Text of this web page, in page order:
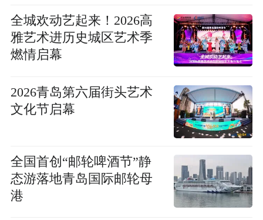
全城欢动艺起来！2026高
雅艺术进历史城区艺术季
燃情启幕
2026青岛第六届街头艺术
文化节启幕
全国首创“邮轮啤酒节”静
态游落地青岛国际邮轮母
港